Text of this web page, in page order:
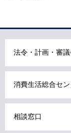
こ
で
法令・計画・審
消費生活総合セ
相談窓口